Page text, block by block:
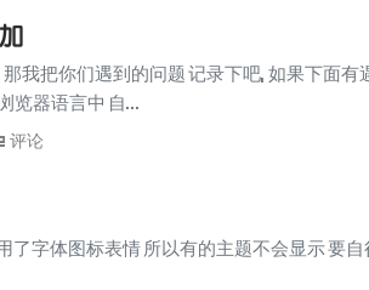
我把你们遇到的问题 记录下吧, 如果下面
览器语言中 自...
评论
了字体图标表情 所以有的主题不会显示 要